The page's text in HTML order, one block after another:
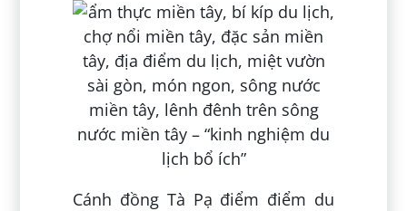
Cánh đồng Tà Pạ điểm điểm du